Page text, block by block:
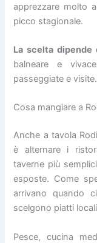
apprezzare molto
picco stagionale.
La scelta
balneare e
passeggiate e visite.
Cosa mangiare a
Anche a tavola
è alternare i
taverne più
esposte. Come
arrivano quando
scelgono piatti
Pesce, cucina